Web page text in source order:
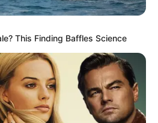
This Finding Baffles Science